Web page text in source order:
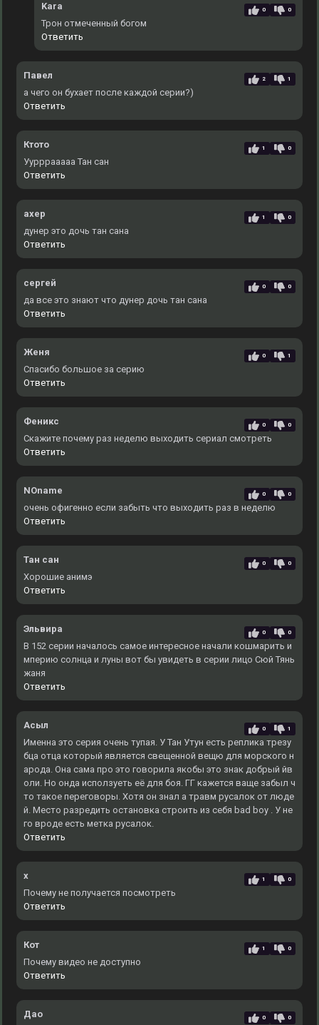
Kara 0 0
Трон отмеченный богом
Ответить
Павел 2 1
а чего он бухает после каждой серии?)
Ответить
Ктото 1 0
Уурррааааа Тан сан
Ответить
ахер 1 0
дунер это дочь тан сана
Ответить
сергей 0 0
да все это знают что дунер дочь тан сана
Ответить
Женя 0 1
Спасибо большое за серию
Ответить
Феникс 0 0
Скажите почему раз неделю выходить сериал смотреть
Ответить
NOname 0 0
очень офигенно если забыть что выходить раз в неделю
Ответить
Тан сан 0 0
Хорошие анимэ
Ответить
Эльвира 0 0
В 152 серии началось самое интересное начали кошмарить и
мперию солнца и луны вот бы увидеть в серии лицо Сюй Тянь
жаня
Ответить
Асыл 0 1
Именна это серия очень тупая. У Тан Утун есть реплика трезу
бца отца который является свещенной вещю для морского н
арода. Она сама про это говорила якобы это знак добрый йв
оли. Но онда исползуеть её для боя. ГГ кажется ваще забыл ч
то такое переговоры. Хотя он знал а травм русалок от люде
й. Место разредить остановка строить из себя bad boy . У не
го вроде есть метка русалок.
Ответить
x 1 0
Почему не получается посмотреть
Ответить
Кот 1 0
Почему видео не доступно
Ответить
Дао 0 0